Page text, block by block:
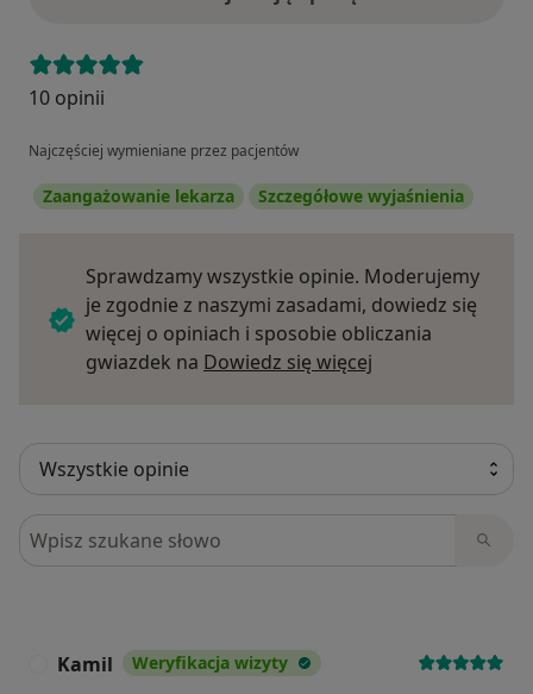
10 opinii
Najczęściej wymieniane przez pacjentów
Zaangażowanie lekarza Szczegółowe wyjaśnienia
Sprawdzamy wszystkie opinie. Moderujemy
je zgodnie z naszymi zasadami, dowiedz się
więcej o opiniach i sposobie obliczania
gwiazdek na Dowiedz się więcej
Szukaj w opiniach
Kamil Weryfikacja wizyty